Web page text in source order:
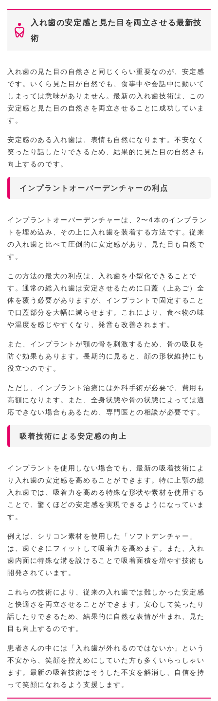
入れ歯の安定感と見た目を両立させる最新技
術
入れ歯の見た目の自然さと同じくらい重要なのが、安定感
です。いくら見た目が自然でも、食事中や会話中に動いて
しまっては意味がありません。最新の入れ歯技術は、この
安定感と見た目の自然さを両立させることに成功していま
す。
安定感のある入れ歯は、表情も自然になります。不安なく
笑ったり話したりできるため、結果的に見た目の自然さも
向上するのです。
インプラントオーバーデンチャーの利点
インプラントオーバーデンチャーは、2〜4本のインプラン
トを埋め込み、その上に入れ歯を装着する方法です。従来
の入れ歯と比べて圧倒的に安定感があり、見た目も自然で
す。
この方法の最大の利点は、入れ歯を小型化できることで
す。通常の総入れ歯は安定させるために口蓋（上あご）全
体を覆う必要がありますが、インプラントで固定すること
で口蓋部分を大幅に減らせます。これにより、食べ物の味
や温度を感じやすくなり、発音も改善されます。
また、インプラントが顎の骨を刺激するため、骨の吸収を
防ぐ効果もあります。長期的に見ると、顔の形状維持にも
役立つのです。
ただし、インプラント治療には外科手術が必要で、費用も
高額になります。また、全身状態や骨の状態によっては適
応できない場合もあるため、専門医との相談が必要です。
吸着技術による安定感の向上
インプラントを使用しない場合でも、最新の吸着技術によ
り入れ歯の安定感を高めることができます。特に上顎の総
入れ歯では、吸着力を高める特殊な形状や素材を使用する
ことで、驚くほどの安定感を実現できるようになっていま
す。
例えば、シリコン素材を使用した「ソフトデンチャー」
は、歯ぐきにフィットして吸着力を高めます。また、入れ
歯内面に特殊な溝を設けることで吸着面積を増やす技術も
開発されています。
これらの技術により、従来の入れ歯では難しかった安定感
と快適さを両立させることができます。安心して笑ったり
話したりできるため、結果的に自然な表情が生まれ、見た
目も向上するのです。
患者さんの中には「入れ歯が外れるのではないか」という
不安から、笑顔を控えめにしていた方も多くいらっしゃい
ます。最新の吸着技術はそうした不安を解消し、自信を持
って笑顔になれるよう支援します。